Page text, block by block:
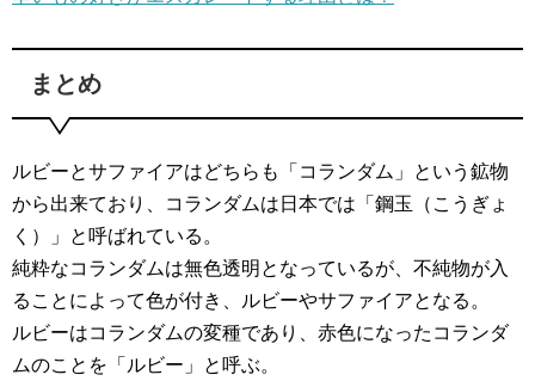
まとめ
ルビーとサファイアはどちらも「コランダム」という鉱物
から出来ており、コランダムは日本では「鋼玉（こうぎょ
く）」と呼ばれている。
純粋なコランダムは無色透明となっているが、不純物が入
ることによって色が付き、ルビーやサファイアとなる。
ルビーはコランダムの変種であり、赤色になったコランダ
ムのことを「ルビー」と呼ぶ。